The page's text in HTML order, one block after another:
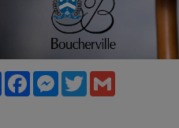
PartagerFacebookMessenger
TwitterGmail